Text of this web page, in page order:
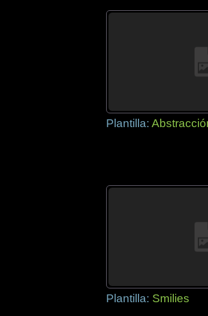
Plantilla:
Plantilla: Smilies